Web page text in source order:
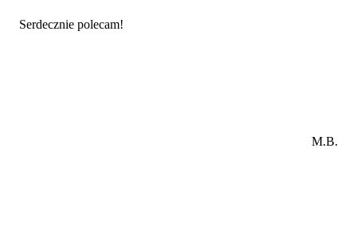
Serdecznie polecam!
M.B.